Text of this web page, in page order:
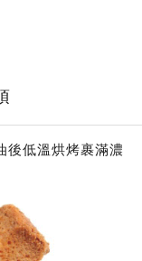
後低溫烘烤裹滿濃